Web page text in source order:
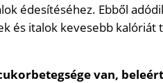
édesítéséhez. Ebből
és italok kevesebb kalóriát
van,